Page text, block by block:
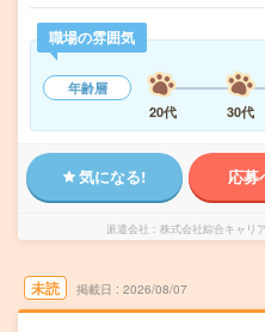
職場の雰囲気
年齢層
20代
30代
気になる! 応募
派遣会社 株式会社綜合キャリ
未読 掲載日 2026/08/07